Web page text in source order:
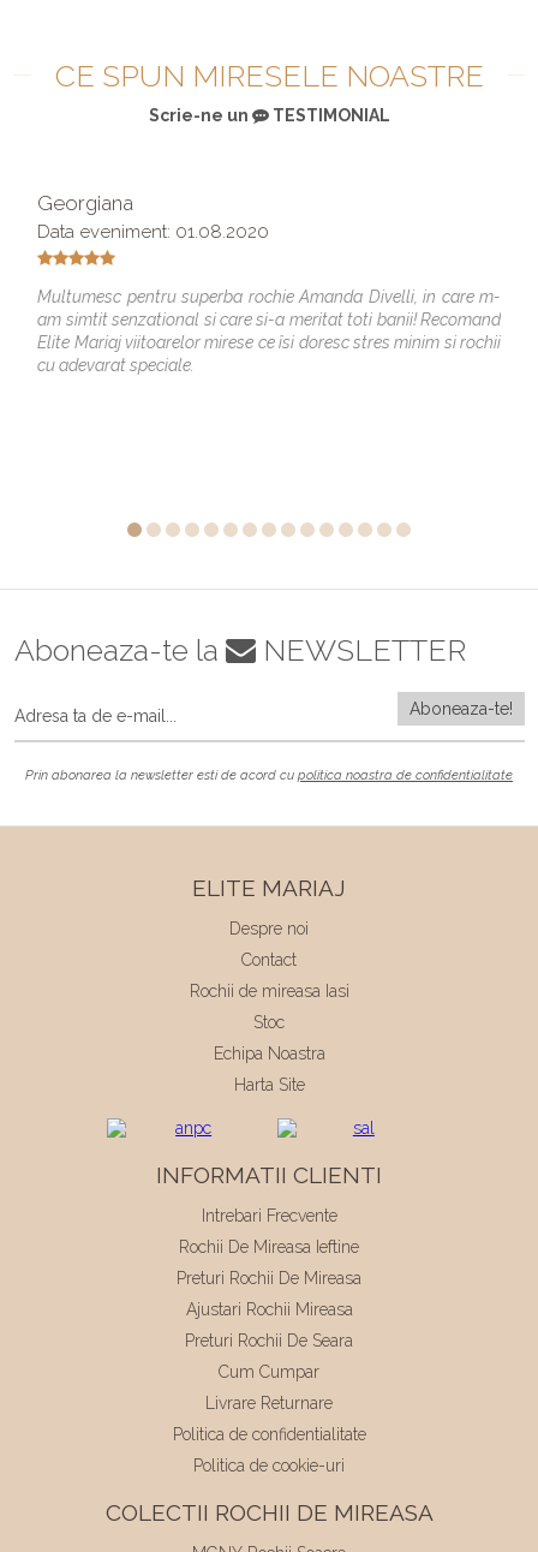
CE SPUN MIRESELE NOASTRE
Scrie-ne un TESTIMONIAL
Georgiana
Data eveniment: 01.08.2020
Multumesc pentru superba rochie Amanda Divelli, in care m-
am simtit senzational si care si-a meritat toti banii! Recomand
Elite Mariaj viitoarelor mirese ce îsi doresc stres minim si rochii
cu adevarat speciale.
Aboneaza-te la NEWSLETTER
Prin abonarea la newsletter esti de acord cu politica noastra de confidentialitate
ELITE MARIAJ
Despre noi
Contact
Rochii de mireasa Iasi
Stoc
Echipa Noastra
Harta Site
INFORMATII CLIENTI
Intrebari Frecvente
Rochii De Mireasa Ieftine
Preturi Rochii De Mireasa
Ajustari Rochii Mireasa
Preturi Rochii De Seara
Cum Cumpar
Livrare Returnare
Politica de confidentialitate
Politica de cookie-uri
COLECTII ROCHII DE MIREASA